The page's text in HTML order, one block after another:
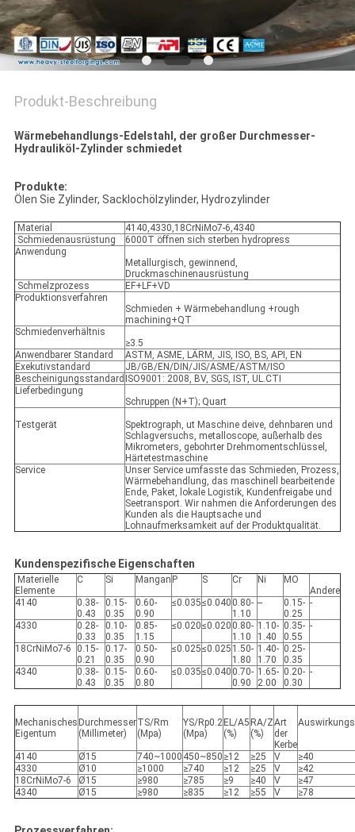
Produkt-Beschreibung
Wärmebehandlungs-Edelstahl, der großer Durchmesser-
Hydrauliköl-Zylinder schmiedet
Produkte:
Ölen Sie Zylinder, Sacklochölzylinder, Hydrozylinder
Material
4140,4330,18CrNiMo7-6,4340
Schmiedenausrüstung
6000T öffnen sich sterben hydropress
Anwendung
Metallurgisch, gewinnend,
Druckmaschinenausrüstung
Schmelzprozess
EF+LF+VD
Produktionsverfahren
Schmieden + Wärmebehandlung +rough
machining+QT
Schmiedenverhältnis
≥3.5
Anwendbarer Standard
ASTM, ASME, LÄRM, JIS, ISO, BS, API, EN
Exekutivstandard
JB/GB/EN/DIN/JIS/ASME/ASTM/ISO
Bescheinigungsstandard ISO9001: 2008, BV, SGS, IST, UL.CTI
Lieferbedingung
Schruppen (N+T); Quart
Testgerät
Spektrograph, ut Maschine deive, dehnbaren und
Schlagversuchs, metalloscope, außerhalb des
Mikrometers, gebohrter Drehmomentschlüssel,
Härtetestmaschine
Service
Unser Service umfasste das Schmieden, Prozess,
Wärmebehandlung, das maschinell bearbeitende
Ende, Paket, lokale Logistik, Kundenfreigabe und
Seetransport. Wir nahmen die Anforderungen des
Kunden als die Hauptsache und
Lohnaufmerksamkeit auf der Produktqualität.
Kundenspezifische Eigenschaften
Materielle
Elemente
C Si Mangan P S Cr Ni
MO
Andere
4140
0.38-
0.43
0.15-
0.35
0.60-
0.90
≤0.035≤0.040 0.80-
1.10
--
0.15-
0.25
-
4330
0.28-
0.33
0.10-
0.35
0.85-
1.15
≤0.020≤0.020 0.80-
1.10
1.10-
1.40
0.35-
0.55
-
18CrNiMo7-6
0.15-
0.21
0.17-
0.35
0.50-
0.90
≤0.025≤0.025 1.50-
1.80
1.40-
1.70
0.25-
0.35
4340
0.38-
0.43
0.15-
0.35
0.60-
0.80
≤0.035≤0.040 0.70-
0.90
1.65-
2.00
0.20-
0.30
-
Mechanisches
Eigentum
Durchmesser
(Millimeter)
TS/Rm
(Mpa)
YS/Rp0.2
(Mpa)
EL/A5
(%)
RA/Z
(%)
Art
der
Kerbe
4140 Ø15 740~1000 450~850 ≥12 ≥25 V
≥40
4330
Ø10 ≥1000 ≥740 ≥12 ≥25 V
≥42
18CrNiMo7-6
Ø15 ≥980 ≥785 ≥9 ≥40 V
≥47
4340
Ø15 ≥980 ≥835 ≥12 ≥55 V ≥78